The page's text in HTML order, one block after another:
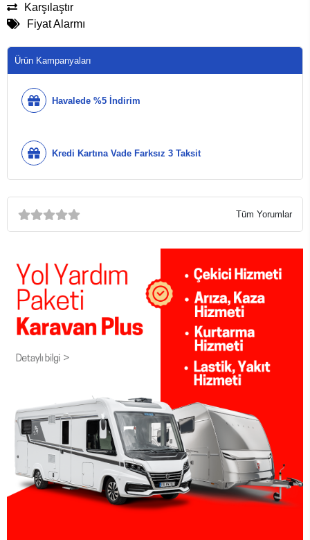
Karşılaştır
Fiyat Alarmı
Ürün Kampanyaları
Havalede %5 İndirim
Kredi Kartına Vade Farksız 3 Taksit
Tüm Yorumlar